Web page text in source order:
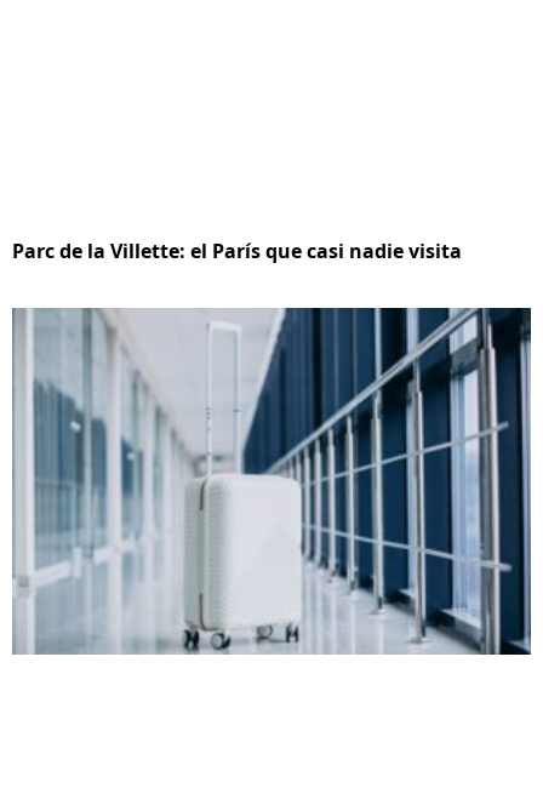
Parc de la Villette: el París que casi nadie visita